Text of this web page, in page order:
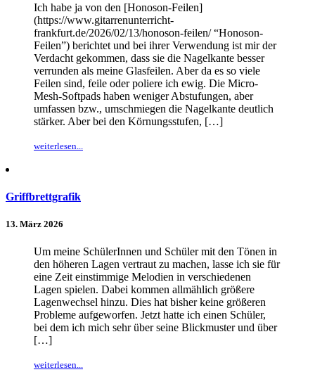
Ich habe ja von den [Honoson-Feilen]
(https://www.gitarrenunterricht-
frankfurt.de/2026/02/13/honoson-feilen/ “Honoson-
Feilen”) berichtet und bei ihrer Verwendung ist mir der
Verdacht gekommen, dass sie die Nagelkante besser
verrunden als meine Glasfeilen. Aber da es so viele
Feilen sind, feile oder poliere ich ewig. Die Micro-
Mesh-Softpads haben weniger Abstufungen, aber
umfassen bzw., umschmiegen die Nagelkante deutlich
stärker. Aber bei den Körnungsstufen, […]
weiterlesen...
Griffbrettgrafik
13. März 2026
Um meine SchülerInnen und Schüler mit den Tönen in
den höheren Lagen vertraut zu machen, lasse ich sie für
eine Zeit einstimmige Melodien in verschiedenen
Lagen spielen. Dabei kommen allmählich größere
Lagenwechsel hinzu. Dies hat bisher keine größeren
Probleme aufgeworfen. Jetzt hatte ich einen Schüler,
bei dem ich mich sehr über seine Blickmuster und über
[…]
weiterlesen...